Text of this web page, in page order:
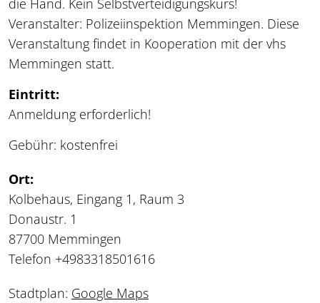
Veranstalter: Polizeiinspektion Memmingen. Diese
Veranstaltung findet in Kooperation mit der vhs
Memmingen statt.
Eintritt:
Anmeldung erforderlich!
Gebühr: kostenfrei
Ort:
Kolbehaus, Eingang 1, Raum 3
Donaustr. 1
87700 Memmingen
Telefon +4983318501616
Stadtplan: Google Maps